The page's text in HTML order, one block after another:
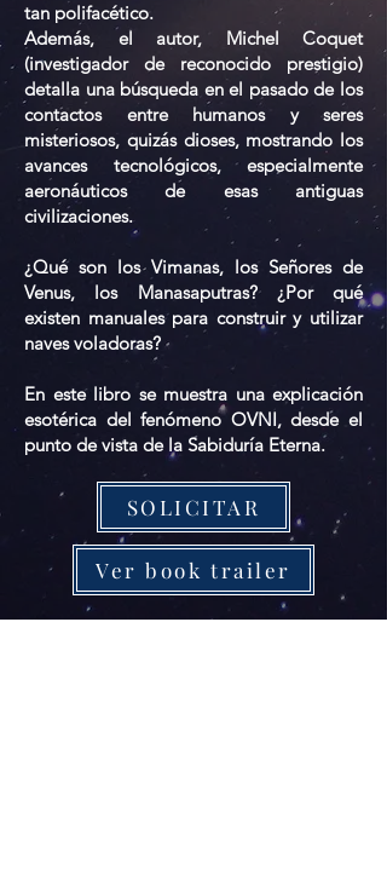
tan polifacético.
Además, el autor, Michel Coquet
(investigador de reconocido prestigio)
detalla una búsqueda en el pasado de los
contactos entre humanos y seres
misteriosos, quizás dioses, mostrando los
avances tecnológicos, especialmente
aeronáuticos de esas antiguas
civilizaciones.
¿Qué son los Vimanas, los Señores de
Venus, los Manasaputras? ¿Por qué
existen manuales para construir y utilizar
naves voladoras?
En este libro se muestra una explicación
esotérica del fenómeno OVNI, desde el
punto de vista de la Sabiduría Eterna.
SOLICITAR
Ver book trailer